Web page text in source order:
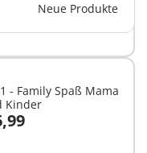
Neue Produkte
- Family Spaß Mama
Kinder
den Warenkorb